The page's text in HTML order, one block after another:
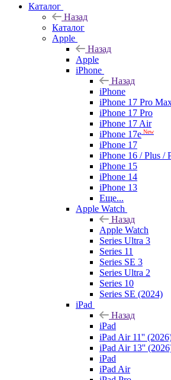
Каталог
Назад
Каталог
Apple
Назад
Apple
iPhone
Назад
iPhone
iPhone 17 Pro
iPhone 17 Pro
iPhone 17 Air
iPhone 17e New
iPhone 17
iPhone 16 / Plus /
iPhone 15
iPhone 14
iPhone 13
Еще...
Apple Watch
Назад
Apple Watch
Series Ultra 3
Series 11
Series SE 3
Series Ultra 2
Series 10
Series SE (2024)
iPad
Назад
iPad
iPad Air 11''
iPad Air 13''
iPad
iPad Air